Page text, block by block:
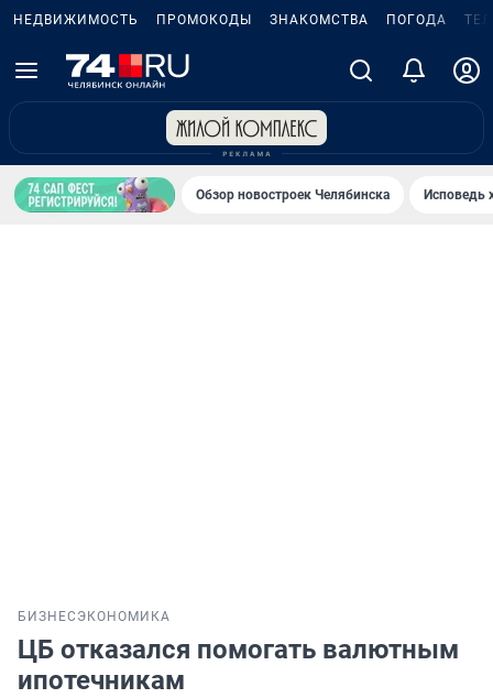
НЕДВИЖИМОСТЬ ПРОМОКОДЫ ЗНАКОМСТВА ПОГОДА
Обзор новостроек Челябинска Исповедь
БИЗНЕС ЭКОНОМИКА
ЦБ отказался помогать валютным
ипотечникам